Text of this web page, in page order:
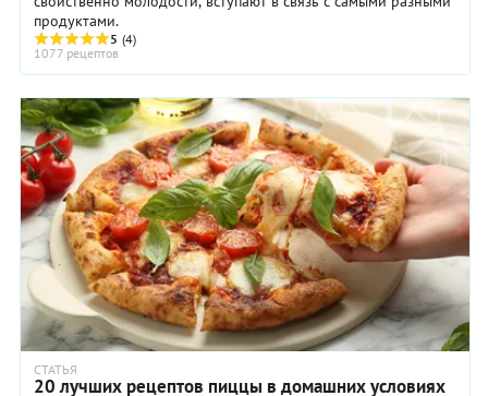
продуктами.
5 (4)
1077 рецептов
СТАТЬЯ
20 лучших рецептов пиццы в домашних условиях